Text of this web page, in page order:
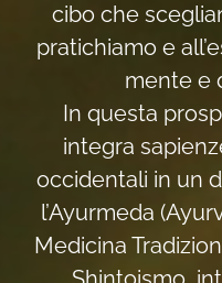
cibo che
pratichiamo e
mente e
In questa
integra
occidentali in un
l’Ayurmeda
Medicina